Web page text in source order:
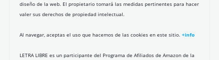
diseño de la web. El propietario tomará las medidas pertinentes para hacer
valer sus derechos de propiedad intelectual.
Al navegar, aceptas el uso que hacemos de las cookies en este sitio. +info
LETRA LIBRE es un participante del Programa de Afiliados de Amazon de la